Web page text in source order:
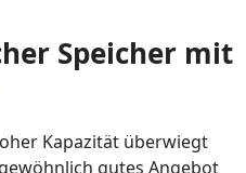
Speicher mit
Kapazität überwiegt
gutes Angebot